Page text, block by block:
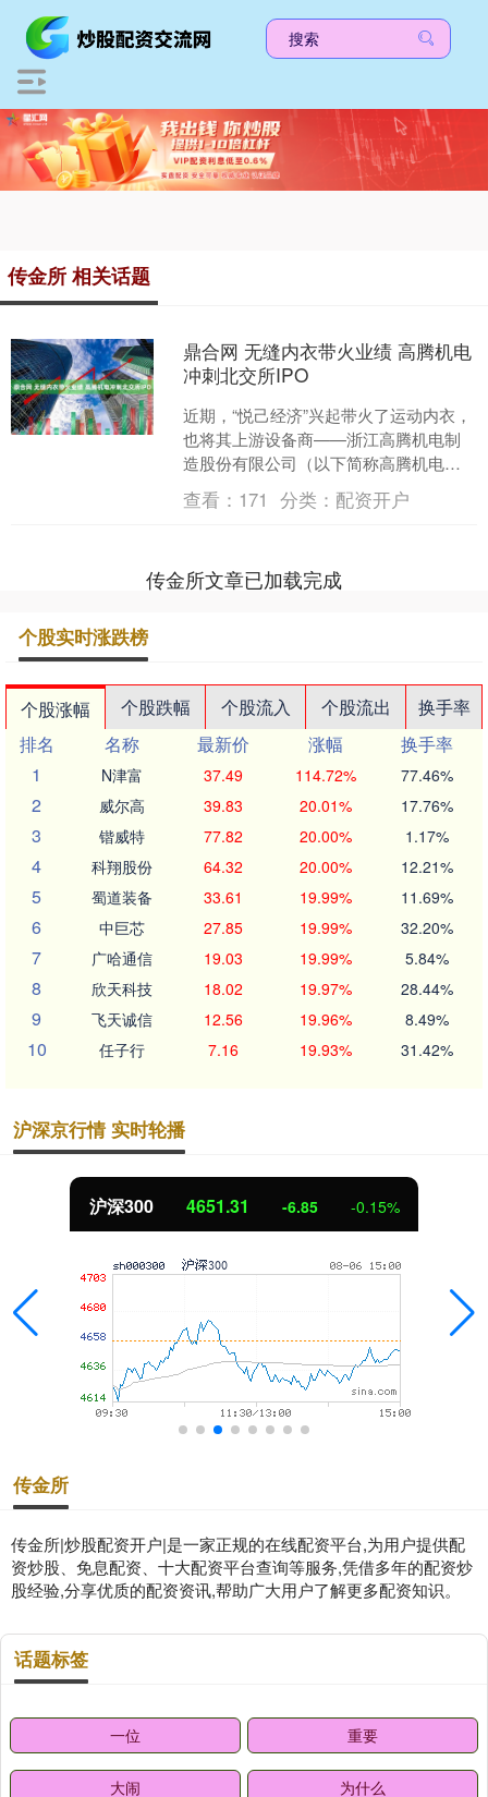
传金所 相关话题
鼎合网 无缝内衣带火业绩 高腾机电
冲刺北交所IPO
近期，“悦己经济”兴起带火了运动内衣，
也将其上游设备商——浙江高腾机电制
造股份有限公司（以下简称高腾机电）
推入业绩增长快车道。凭借无缝内衣机
（运动内衣多采用无缝....
查看： 171 分类： 配资开户
传金所文章已加载完成
个股实时涨跌榜
个股涨幅 个股跌幅 个股流入 个股流出
换手率
排名
名称 最新价 涨幅
换手率
1
N津富 37.49 114.72% 77.46%
2 威尔高 39.83 20.01% 17.76%
3 锴威特 77.82 20.00% 1.17%
4 科翔股份 64.32 20.00% 12.21%
5 蜀道装备 33.61 19.99% 11.69%
6 中巨芯 27.85 19.99% 32.20%
7 广哈通信 19.03 19.99% 5.84%
8 欣天科技 18.02 19.97% 28.44%
9 飞天诚信 12.56 19.96% 8.49%
10 任子行 7.16 19.93% 31.42%
沪深京行情 实时轮播
沪深300 4651.31 -6.85 -0.15%
传金所
传金所|炒股配资开户|是一家正规的在线配资平台,为用户提供配
资炒股、免息配资、十大配资平台查询等服务,凭借多年的配资炒
股经验,分享优质的配资资讯,帮助广大用户了解更多配资知识。
话题标签
一位 重要
大闹 为什么